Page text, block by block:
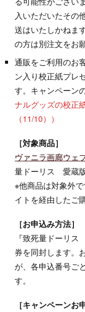
入いただいたその
送はいたしかねま
の方は別注文をお
通販をご利用のお
ン入り校正紙プレ
す。キャンペーン
ナルグッズの校正
（11/10））
［対象商品］
ヴァニラ画廊ウェ
量ドーリス 愛蔵
※他商品は対象外
イトを経由したご
［お申込み方法］
『致死量ドーリ
券を同封します。
が、各申込番号ご
す。
［キャンペーンお